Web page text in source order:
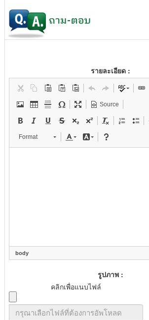
รายละเอียด :
Source
Format
body
รูปภาพ :
คลิกเพื่อแนบไฟล์